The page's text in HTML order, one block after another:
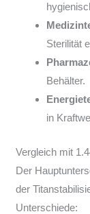
Sterilität
Behälter.
in
Vergleich mit
Der
der
Unterschiede: